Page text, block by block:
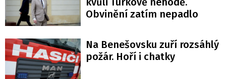
Obvinění zatím nepadlo
Na Benešovsku zuří rozsáhlý
požár. Hoří i chatky